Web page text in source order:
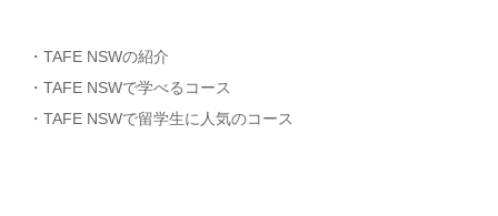
・TAFE NSWの紹介
・TAFE NSWで学べるコース
・TAFE NSWで留学生に人気のコース